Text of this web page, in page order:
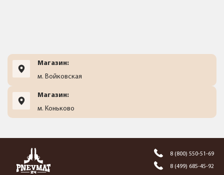
Магазин:
м. Войковская
Магазин:
м. Коньково
8 (800) 550-51-69
8 (499) 685-45-92